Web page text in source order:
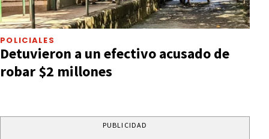
POLICIALES
Detuvieron a un efectivo acusado de
robar $2 millones
PUBLICIDAD